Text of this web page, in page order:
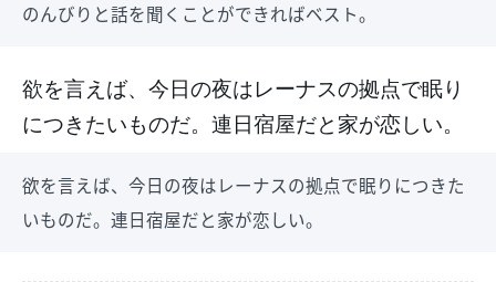
のんびりと話を聞くことができればベスト。
欲を言えば、今日の夜はレーナスの拠点で眠り
につきたいものだ。連日宿屋だと家が恋しい。
欲を言えば、今日の夜はレーナスの拠点で眠りにつきた
いものだ。連日宿屋だと家が恋しい。